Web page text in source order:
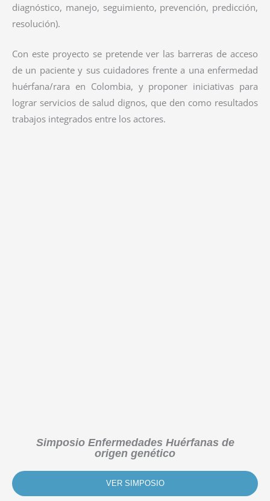
diagnóstico, manejo, seguimiento, prevención, predicción,
resolución).
Con este proyecto se pretende ver las barreras de acceso
de un paciente y sus cuidadores frente a una enfermedad
huérfana/rara en Colombia, y proponer iniciativas para
lograr servicios de salud dignos, que den como resultados
trabajos integrados entre los actores.
Simposio Enfermedades Huérfanas de
origen genético
VER SIMPOSIO